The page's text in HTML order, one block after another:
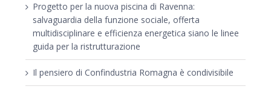
Progetto per la nuova piscina di Ravenna:
salvaguardia della funzione sociale, offerta
multidisciplinare e efficienza energetica siano le linee
guida per la ristrutturazione
Il pensiero di Confindustria Romagna è condivisibile